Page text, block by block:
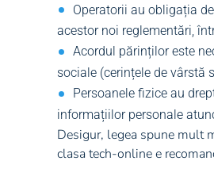
Operatorii au obligația
acestor noi reglementări,
Acordul părinților este
sociale (cerințele de vârstă
Persoanele fizice au
informațiilor personale
Desigur, legea spune mult
clasa tech-online e